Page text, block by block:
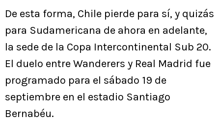
De esta forma, Chile pierde para sí, y quizás
para Sudamericana de ahora en adelante,
la sede de la Copa Intercontinental Sub 20.
El duelo entre Wanderers y Real Madrid fue
programado para el sábado 19 de
septiembre en el estadio Santiago
Bernabéu.